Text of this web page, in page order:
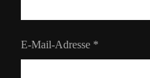
E-Mail-Adresse *